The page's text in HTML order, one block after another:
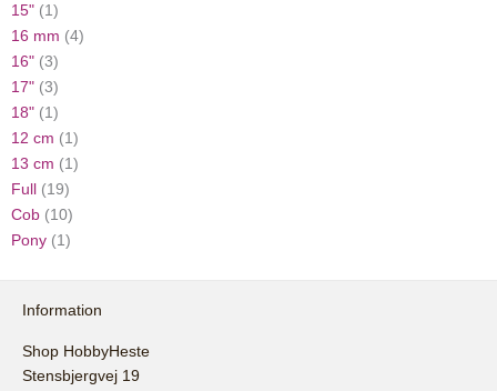
15" (1)
16 mm (4)
16" (3)
17" (3)
18" (1)
12 cm (1)
13 cm (1)
Full
(19)
Cob (10)
Pony (1)
Information
Shop HobbyHeste
Stensbjergvej 19